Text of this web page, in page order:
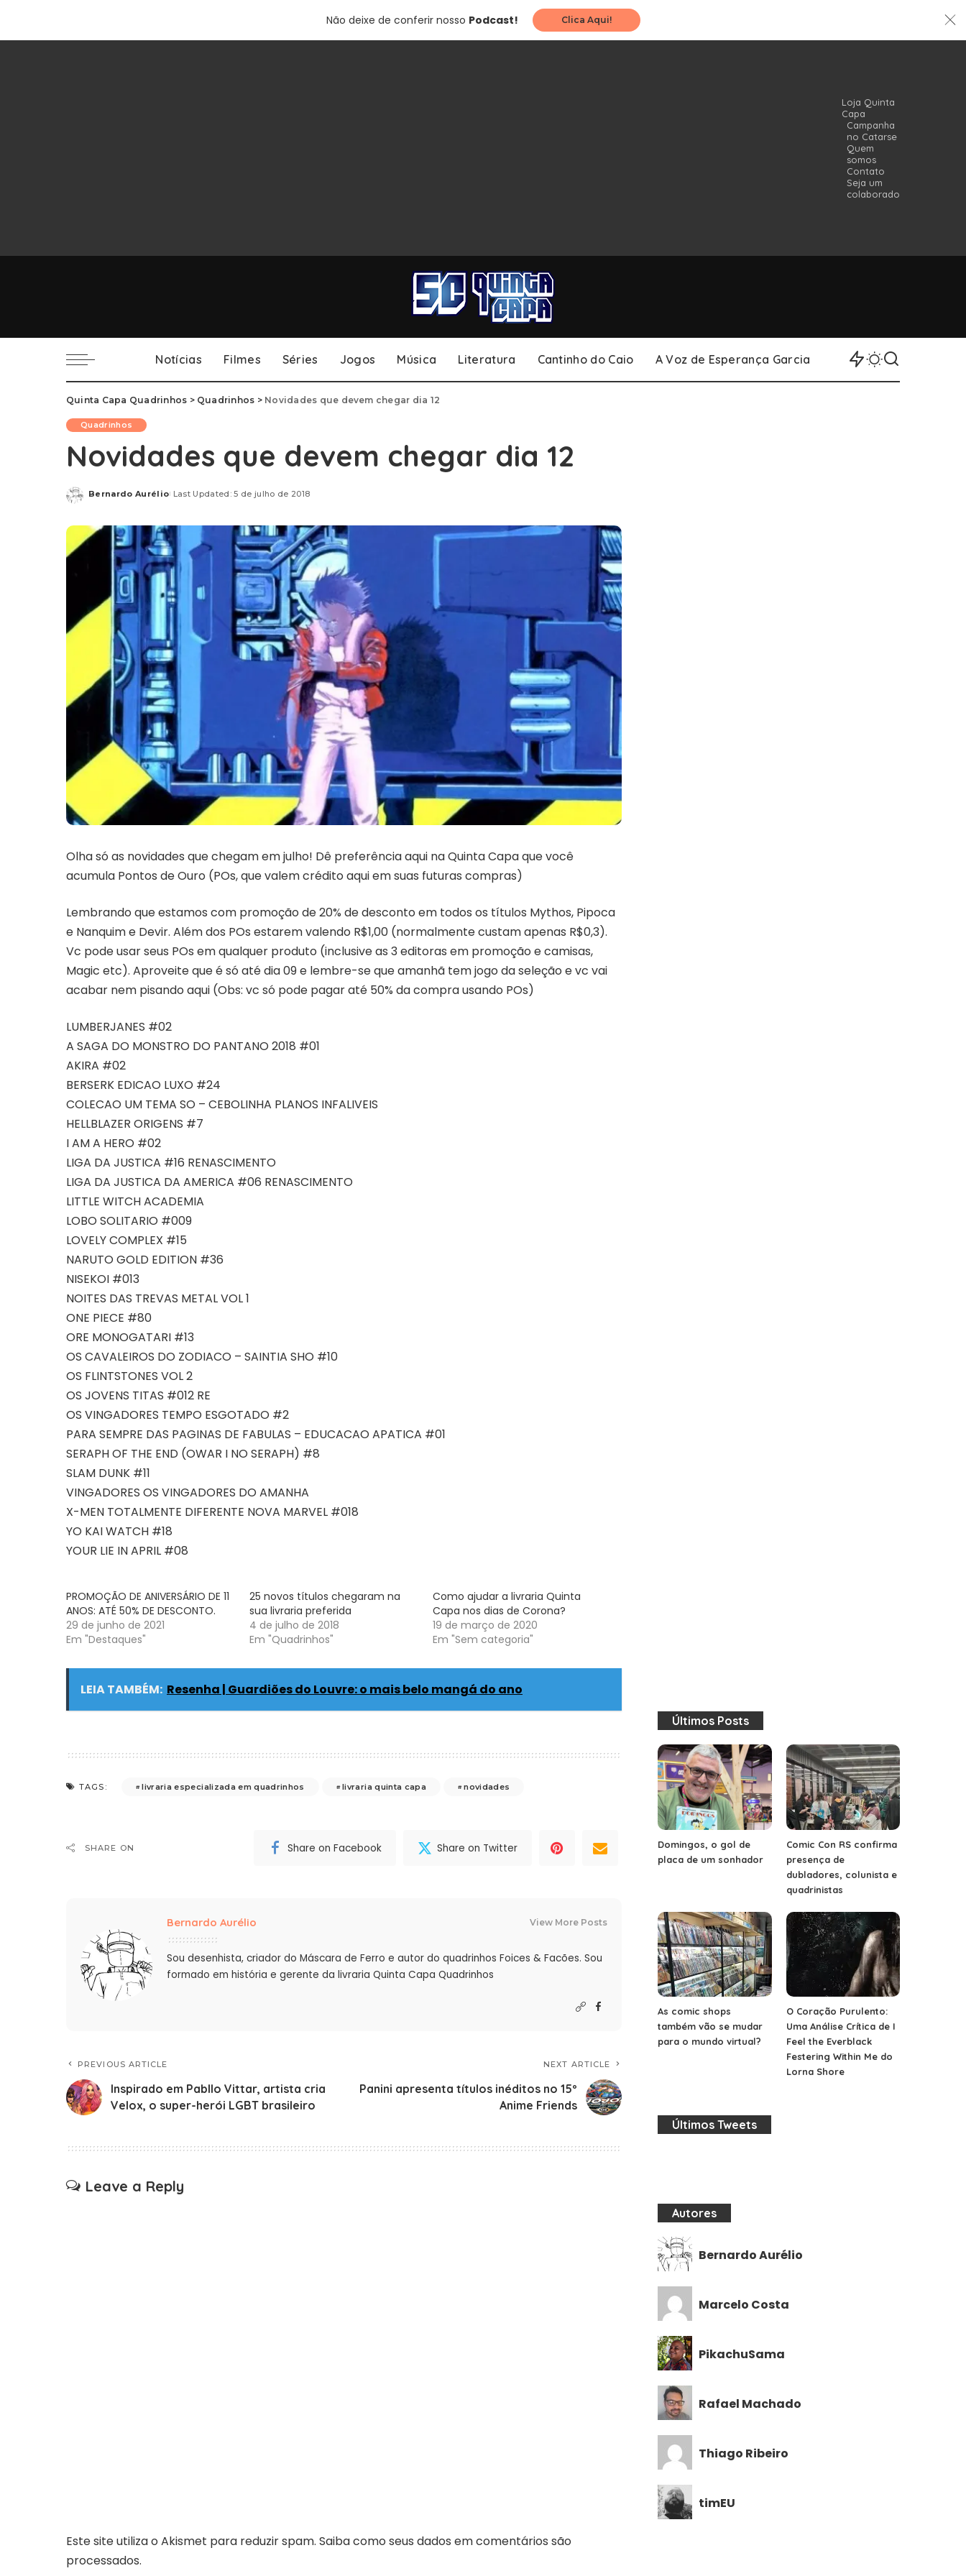
Não deixe de conferir nosso Podcast! Clica Aqui!
Loja Quinta
Capa
Campanha
no Catarse
Quem
somos
Contato
Seja um
colaborador
Notícias Filmes Séries Jogos Música Literatura Cantinho do Caio A Voz de Esperança Garcia
Quinta Capa Quadrinhos > Quadrinhos > Novidades que devem chegar dia 12
Quadrinhos
Novidades que devem chegar dia 12
Posted
Bernardo Aurélio Last Updated: 5 de julho de 2018
Olha só as novidades que chegam em julho! Dê preferência aqui na Quinta Capa que você
acumula Pontos de Ouro (POs, que valem crédito aqui em suas futuras compras)
Lembrando que estamos com promoção de 20% de desconto em todos os títulos Mythos, Pipoca
e Nanquim e Devir. Além dos POs estarem valendo R$1,00 (normalmente custam apenas R$0,3).
Vc pode usar seus POs em qualquer produto (inclusive as 3 editoras em promoção e camisas,
Magic etc). Aproveite que é só até dia 09 e lembre-se que amanhã tem jogo da seleção e vc vai
acabar nem pisando aqui (Obs: vc só pode pagar até 50% da compra usando POs)
LUMBERJANES #02
A SAGA DO MONSTRO DO PANTANO 2018 #01
AKIRA #02
BERSERK EDICAO LUXO #24
COLECAO UM TEMA SO – CEBOLINHA PLANOS INFALIVEIS
HELLBLAZER ORIGENS #7
I AM A HERO #02
LIGA DA JUSTICA #16 RENASCIMENTO
LIGA DA JUSTICA DA AMERICA #06 RENASCIMENTO
LITTLE WITCH ACADEMIA
LOBO SOLITARIO #009
LOVELY COMPLEX #15
NARUTO GOLD EDITION #36
NISEKOI #013
NOITES DAS TREVAS METAL VOL 1
ONE PIECE #80
ORE MONOGATARI #13
OS CAVALEIROS DO ZODIACO – SAINTIA SHO #10
OS FLINTSTONES VOL 2
OS JOVENS TITAS #012 RE
OS VINGADORES TEMPO ESGOTADO #2
PARA SEMPRE DAS PAGINAS DE FABULAS – EDUCACAO APATICA #01
SERAPH OF THE END (OWAR I NO SERAPH) #8
SLAM DUNK #11
VINGADORES OS VINGADORES DO AMANHA
X-MEN TOTALMENTE DIFERENTE NOVA MARVEL #018
YO KAI WATCH #18
YOUR LIE IN APRIL #08
PROMOÇÃO DE ANIVERSÁRIO DE 11
ANOS: ATÉ 50% DE DESCONTO.
29 de junho de 2021
Em "Destaques"
25 novos títulos chegaram na
sua livraria preferida
4 de julho de 2018
Em "Quadrinhos"
Como ajudar a livraria Quinta
Capa nos dias de Corona?
19 de março de 2020
Em "Sem categoria"
LEIA TAMBÉM: Resenha | Guardiões do Louvre: o mais belo mangá do ano
TAGS: livraria especializada em quadrinhos livraria quinta capa novidades
SHARE ON Share on Facebook Share on Twitter
Bernardo Aurélio View More Posts
Sou desenhista, criador do Máscara de Ferro e autor do quadrinhos Foices & Facões. Sou
formado em história e gerente da livraria Quinta Capa Quadrinhos
PREVIOUS ARTICLE
Inspirado em Pabllo Vittar, artista cria
Velox, o super-herói LGBT brasileiro
NEXT ARTICLE
Panini apresenta títulos inéditos no 15º
Anime Friends
Leave a Reply
Este site utiliza o Akismet para reduzir spam. Saiba como seus dados em comentários são
processados.
Últimos Posts
Domingos, o gol de
placa de um sonhador
Comic Con RS confirma
presença de
dubladores, colunista e
quadrinistas
As comic shops
também vão se mudar
para o mundo virtual?
O Coração Purulento:
Uma Análise Crítica de I
Feel the Everblack
Festering Within Me do
Lorna Shore
Últimos Tweets
Autores
Bernardo Aurélio
Marcelo Costa
PikachuSama
Rafael Machado
Thiago Ribeiro
timEU